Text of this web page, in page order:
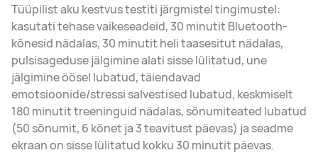
Tüüpilist aku kestvus testiti järgmistel tingimustel:
kasutati tehase vaikeseadeid, 30 minutit Bluetooth-
kõnesid nädalas, 30 minutit heli taasesitut nädalas,
pulsisageduse jälgimine alati sisse lülitatud, une
jälgimine öösel lubatud, täiendavad
emotsioonide/stressi salvestised lubatud, keskmiselt
180 minutit treeninguid nädalas, sõnumiteated lubatud
(50 sõnumit, 6 kõnet ja 3 teavitust päevas) ja seadme
ekraan on sisse lülitatud kokku 30 minutit päevas.